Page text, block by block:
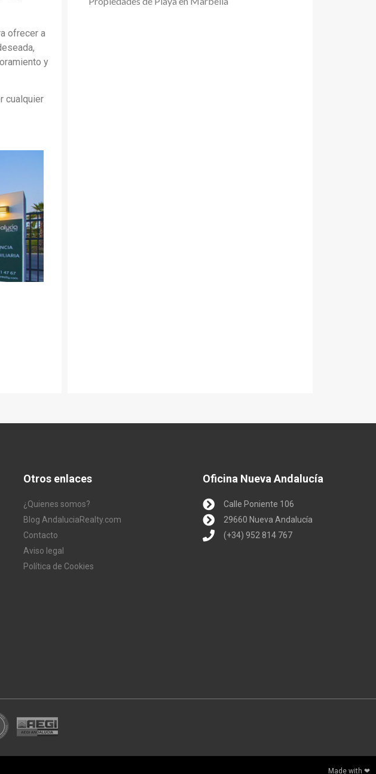
ofrecer a
y
cualquier
Otros enlaces
¿Quienes somos?
Blog AndaluciaRealty.com
Contacto
Aviso legal
Política de Cookies
Oficina Nueva Andalucía
Calle Poniente 106
29660 Nueva Andalucía
(+34) 952 814 767
Made with ❤